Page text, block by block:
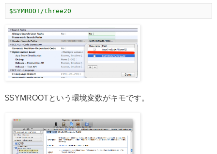
$SYMROOT/three20
$SYMROOTという環境変数がキモです。